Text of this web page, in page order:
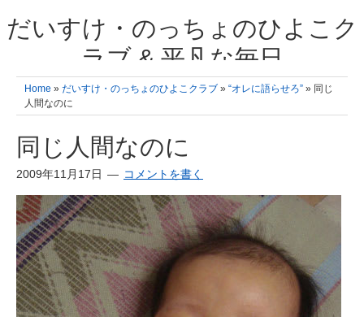
だいすけ・のっちょのひよこク
ラブ & 平凡な毎日
我が家の3人のひよこ成長日記と雑記 何十年後かに、大きくなったひよ
こ達とこの成長記を読み返すことを夢見て。& 3児ママの平凡日記 日々
の楽しいこと、便利グッズの紹介
Home » だいすけ・のっちょのひよこクラブ » “オレに語らせろ” » 同じ
人間なのに
同じ人間なのに
2009年11月17日 コメントを書く